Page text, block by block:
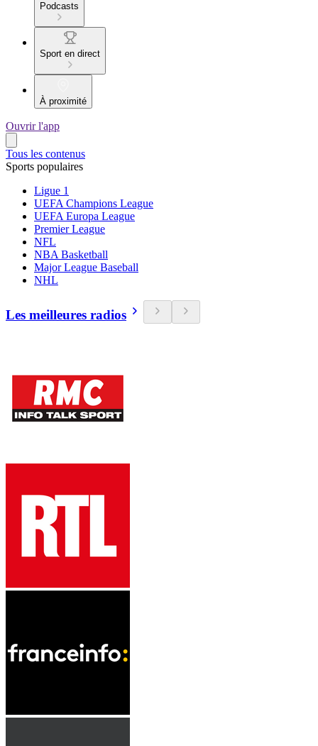
Podcasts
Sport en direct
À proximité
Ouvrir l'app
Tous les contenus
Sports populaires
Ligue 1
UEFA Champions League
UEFA Europa League
Premier League
NFL
NBA Basketball
Major League Baseball
NHL
Les meilleures radios